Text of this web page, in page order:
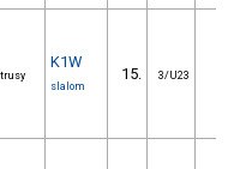
K1W
slalom
15. 3/U23